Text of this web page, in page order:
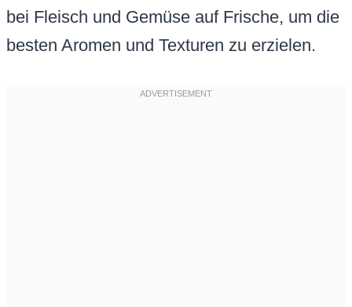
bei Fleisch und Gemüse auf Frische, um die
besten Aromen und Texturen zu erzielen.